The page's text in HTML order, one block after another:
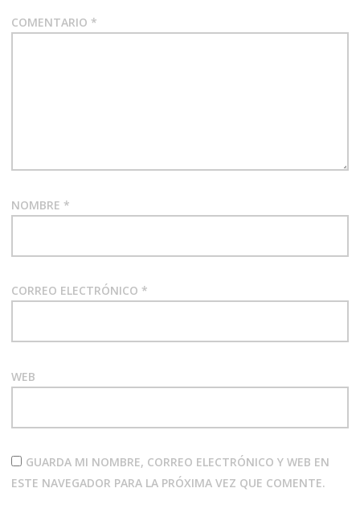
COMENTARIO *
NOMBRE *
CORREO ELECTRÓNICO *
WEB
GUARDA MI NOMBRE, CORREO ELECTRÓNICO Y WEB EN
ESTE NAVEGADOR PARA LA PRÓXIMA VEZ QUE COMENTE.